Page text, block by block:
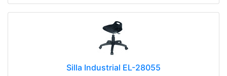
Silla Industrial EL-28055